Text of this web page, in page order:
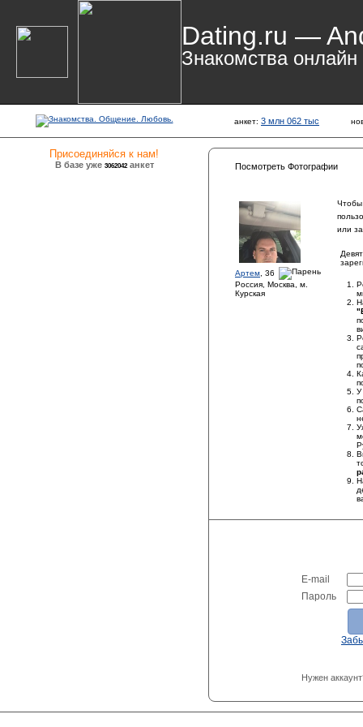
Dating.ru —
Знакомства онлайн
анкет: 3 млн 062 тыс
Присоединяйся к нам!
В базе уже 3062042анкет Посмотреть Фотографии
Артем , 36
Россия, Москва, м.
Курская
Чтобы
или
У
E-mail
Пароль
Нужен